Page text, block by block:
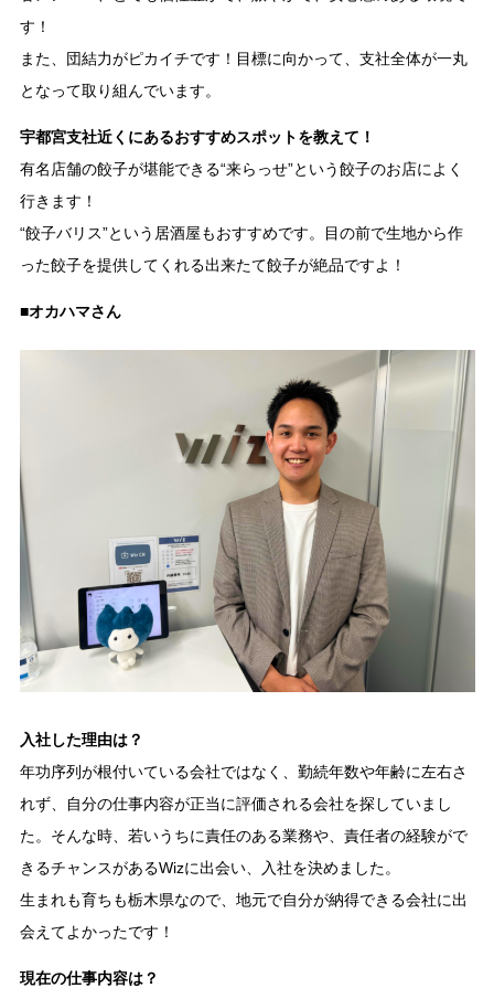
す！
また、団結力がピカイチです！目標に向かって、支社全体が一丸
となって取り組んでいます。
宇都宮支社近くにあるおすすめスポットを教えて！
有名店舗の餃子が堪能できる“来らっせ”という餃子のお店によく
行きます！
“餃子バリス”という居酒屋もおすすめです。目の前で生地から作
った餃子を提供してくれる出来たて餃子が絶品ですよ！
■オカハマさん
入社した理由は？
年功序列が根付いている会社ではなく、勤続年数や年齢に左右さ
れず、自分の仕事内容が正当に評価される会社を探していまし
た。そんな時、若いうちに責任のある業務や、責任者の経験がで
きるチャンスがあるWizに出会い、入社を決めました。
生まれも育ちも栃木県なので、地元で自分が納得できる会社に出
会えてよかったです！
現在の仕事内容は？